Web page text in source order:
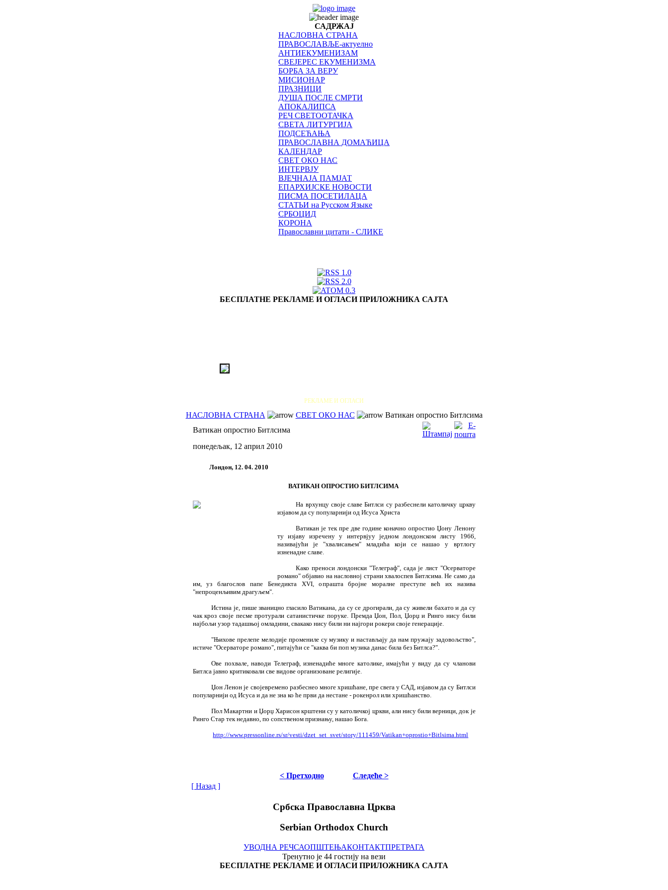
САДРЖАЈ
НАСЛОВНА СТРАНА
ПРАВОСЛАВЉЕ-актуелно
АНТИЕКУМЕНИЗАМ
СВЕЈЕРЕС ЕКУМЕНИЗМА
БОРБА ЗА ВЕРУ
МИСИОНАР
ПРАЗНИЦИ
ДУША ПОСЛЕ СМРТИ
АПОКАЛИПСА
РЕЧ СВЕТООТАЧКА
СВЕТА ЛИТУРГИЈА
ПОДСЕЋАЊА
ПРАВОСЛАВНА ДОМАЋИЦА
КАЛЕНДАР
СВЕТ ОКО НАС
ИНТЕРВЈУ
ВЈЕЧНАЈА ПАМЈАТ
ЕПАРХИЈСКЕ НОВОСТИ
ПИСМА ПОСЕТИЛАЦА
СТАТЬИ на Русском Языке
СРБОЦИД
КОРОНА
Православни цитати - СЛИКЕ
БЕСПЛАТНЕ РЕКЛАМЕ И ОГЛАСИ ПРИЛОЖНИКА САЈТА
РЕКЛАМЕ И ОГЛАСИ
НАСЛОВНА СТРАНА СВЕТ ОКО НАС
Ватикан опростио Битлсима
Ватикан опростио Битлсима
понедељак, 12 април 2010
Лондон, 12. 04. 2010
ВАТИКАН ОПРОСТИО БИТЛСИМА
На врхунцу своје славе Битлси су разбеснели католичку цркву
изјавом да су популарнији од Исуса Христа
Ватикан је тек пре две године коначно опростио Џону Ленону
ту изјаву изречену у интервјуу једном лондонском листу 1966,
називајући је "хвалисањем" младића који се нашао у вртлогу
изненадне славе.
Како преноси лондонски "Телеграф", сада је лист "Осерваторе
романо" објавио на насловној страни хвалоспев Битлсима. Не само да
им, уз благослов папе Бенедикта XVI, опрашта бројне моралне преступе већ их назива
"непроценљивим драгуљем".
Истина је, пише званицно гласило Ватикана, да су се дрогирали, да су живели бахато и да су
чак кроз своје песме протурали сатанистичке поруке. Премда Џон, Пол, Џорџ и Ринго нису били
најбољи узор тадашњој омладини, свакако нису били ни најгори рокери своје генерације.
"Њихове прелепе мелодије промениле су музику и настављају да нам пружају задовољство",
истиче "Осерваторе романо", питајући се "каква би поп музика данас била без Битлса?".
Ове похвале, наводи Телеграф, изненадиће многе католике, имајући у виду да су чланови
Битлса јавно критиковали све видове организоване религије.
Џон Ленон је својевремено разбеснео многе хришћане, пре свега у САД, изјавом да су Битлси
популарнији од Исуса и да не зна ко ће први да нестане - рокенрол или хришћанство.
Пол Макартни и Џорџ Харисон крштени су у католичкој цркви, али нису били верници, док је
Ринго Стар тек недавно, по сопственом признању, нашао Бога.
http://www.pressonline.rs/sr/vesti/dzet_set_svet/story/111459/Vatikan+oprostio+Bitlsima.html
< Претходно
Следеће >
[ Назад ]
Србска Православна Црква
Serbian Orthodox Church
УВОДНА РЕЧСАОПШТЕЊАКОНТАКТПРЕТРАГА
Тренутно је 44 гостију на вези
БЕСПЛАТНЕ РЕКЛАМЕ И ОГЛАСИ ПРИЛОЖНИКА САЈТА